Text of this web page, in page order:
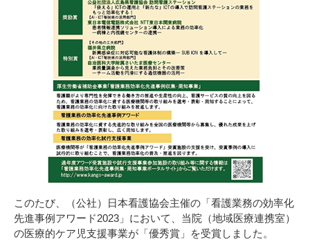
このたび、（公社）日本看護協会主催の「看護業務の効率化
先進事例アワード2023」において、当院（地域医療連携室）
の医療的ケア児支援事業が「優秀賞」を受賞しました。